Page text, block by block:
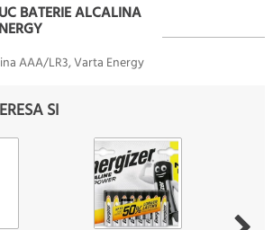
BATERIE ALCALINA
AAA/LR3, Varta Energy
SI